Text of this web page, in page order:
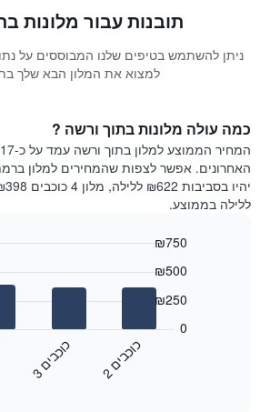
תובנות עבור מלונות
למצוא את המלון הבא שלך
כמה עולה מלונות בתוך ורשה ?
ללילה בממוצע.
2כו
כ
ב
ים 3כו
כ
ב
ים
0
₪250
₪500
₪750